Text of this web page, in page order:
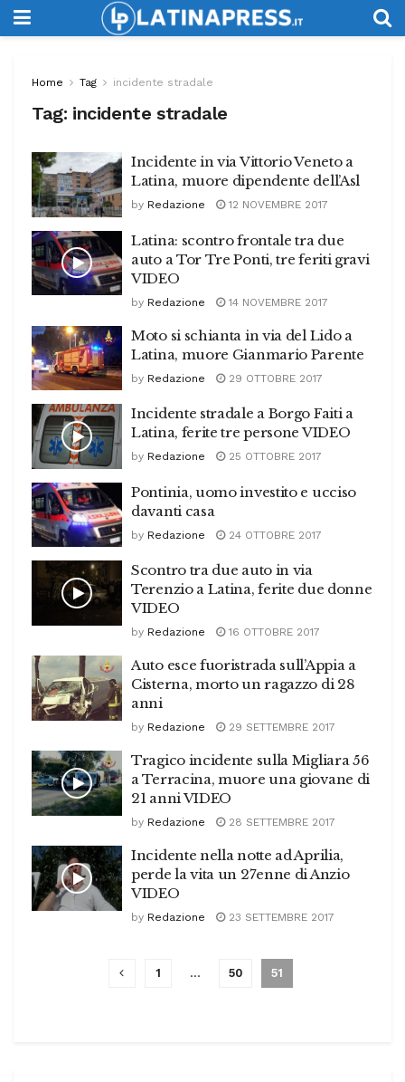
Home Tag incidente stradale
Tag: incidente stradale
Incidente in via Vittorio Veneto a
Latina, muore dipendente dell’Asl
by Redazione 12 NOVEMBRE 2017
Latina: scontro frontale tra due
auto a Tor Tre Ponti, tre feriti gravi
VIDEO
by Redazione 14 NOVEMBRE 2017
Moto si schianta in via del Lido a
Latina, muore Gianmario Parente
by Redazione 29 OTTOBRE 2017
Incidente stradale a Borgo Faiti a
Latina, ferite tre persone VIDEO
by Redazione 25 OTTOBRE 2017
Pontinia, uomo investito e ucciso
davanti casa
by Redazione 24 OTTOBRE 2017
Scontro tra due auto in via
Terenzio a Latina, ferite due donne
VIDEO
by Redazione 16 OTTOBRE 2017
Auto esce fuoristrada sull’Appia a
Cisterna, morto un ragazzo di 28
anni
by Redazione 29 SETTEMBRE 2017
Tragico incidente sulla Migliara 56
a Terracina, muore una giovane di
21 anni VIDEO
by Redazione 28 SETTEMBRE 2017
Incidente nella notte ad Aprilia,
perde la vita un 27enne di Anzio
VIDEO
by Redazione 23 SETTEMBRE 2017
1 … 50 51